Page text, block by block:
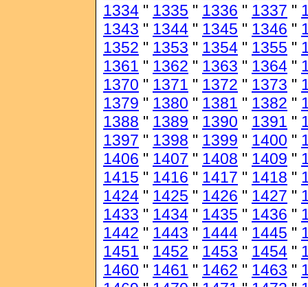
1334 " 1335 " 1336 " 1337 "
1343 " 1344 " 1345 " 1346 "
1352 " 1353 " 1354 " 1355 "
1361 " 1362 " 1363 " 1364 "
1370 " 1371 " 1372 " 1373 "
1379 " 1380 " 1381 " 1382 "
1388 " 1389 " 1390 " 1391 "
1397 " 1398 " 1399 " 1400 "
1406 " 1407 " 1408 " 1409 "
1415 " 1416 " 1417 " 1418 "
1424 " 1425 " 1426 " 1427 "
1433 " 1434 " 1435 " 1436 "
1442 " 1443 " 1444 " 1445 "
1451 " 1452 " 1453 " 1454 "
1460 " 1461 " 1462 " 1463 "